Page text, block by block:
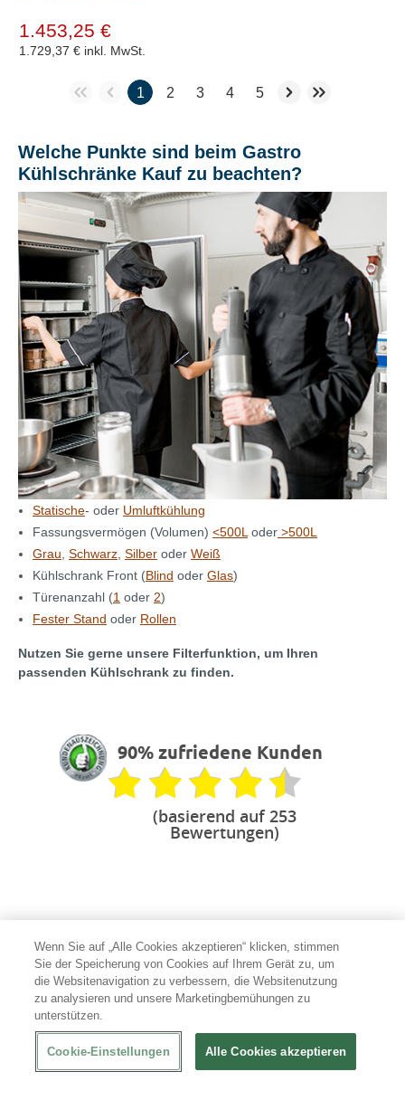
1.453,25 €
1.729,37 € inkl. MwSt.
1 2 3 4 5
Welche Punkte sind beim Gastro
Kühlschränke Kauf zu beachten?
Statische- oder Umluftkühlung
Fassungsvermögen (Volumen) <500Loder >500L
Grau, Schwarz, Silber oder Weiß
Kühlschrank Front (Blind oder Glas)
Türenanzahl (1 oder 2)
Fester Stand oder Rollen
Nutzen Sie gerne unsere Filterfunktion, um Ihren
passenden Kühlschrank zu finden.
90% zufriedene Kunden
(basierend auf 253
Bewertungen)
mit erfahrenen Produktexperten
Sicher bezahlen
mit vertrauenswürdigen Anbietern
100 % Garantie
bei beschädigter Lieferung
Wenn Sie auf „Alle Cookies akzeptieren“ klicken, stimmen
Sie der Speicherung von Cookies auf Ihrem Gerät zu, um
die Websitenavigation zu verbessern, die Websitenutzung
zu analysieren und unsere Marketingbemühungen zu
unterstützen.
Cookie-Einstellungen Alle Cookies akzeptieren